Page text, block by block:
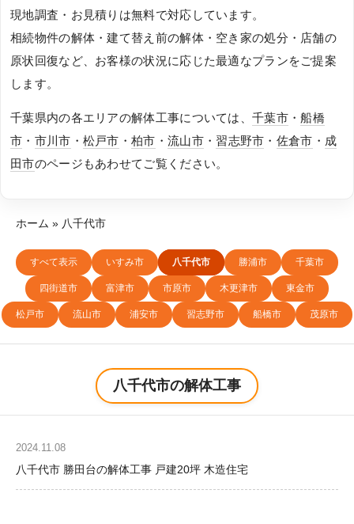
現地調査・お見積りは無料で対応しています。
相続物件の解体・建て替え前の解体・空き家の処分・店舗の
原状回復など、お客様の状況に応じた最適なプランをご提案
します。
千葉県内の各エリアの解体工事については、 千葉市・船橋
市 ・ 市川市 ・ 松戸市 ・柏市 ・ 流山市・ 習志野市 ・ 佐倉市 ・ 成
田市のページもあわせてご覧ください。
ホーム » 八千代市
すべて表示 いすみ市 八千代市 勝浦市 千葉市
四街道市 富津市 市原市 木更津市 東金市
松戸市 流山市 浦安市 習志野市 船橋市 茂原市
八千代市の解体工事
2024.11.08
八千代市 勝田台の解体工事 戸建20坪 木造住宅